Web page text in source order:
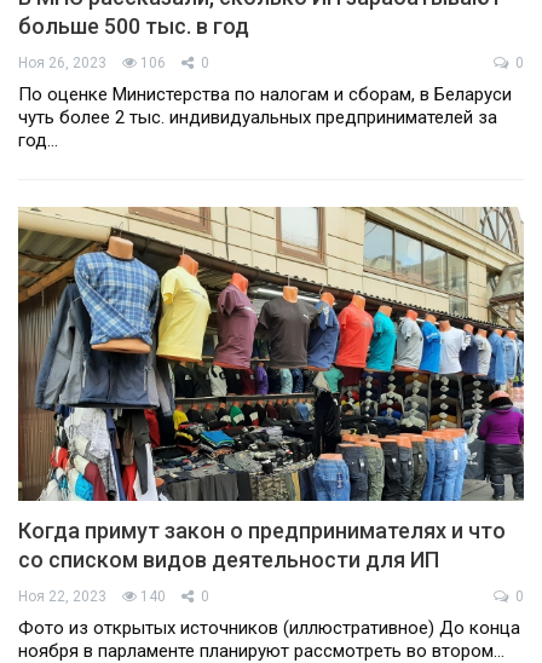
больше 500 тыс. в год
Ноя 26, 2023 106 0 0
По оценке Министерства по налогам и сборам, в Беларуси
чуть более 2 тыс. индивидуальных предпринимателей за
год…
Когда примут закон о предпринимателях и что
со списком видов деятельности для ИП
Ноя 22, 2023 140 0 0
Фото из открытых источников (иллюстративное) До конца
ноября в парламенте планируют рассмотреть во втором…